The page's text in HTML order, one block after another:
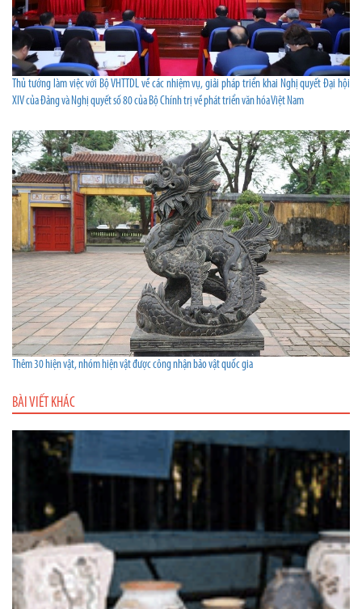
Thủ tướng làm việc với Bộ VHTTDL về các nhiệm vụ, giải pháp triển khai Nghị quyết Đại hội
XIV của Đảng và Nghị quyết số 80 của Bộ Chính trị về phát triển văn hóa Việt Nam
Thêm 30 hiện vật, nhóm hiện vật được công nhận bảo vật quốc gia
BÀI VIẾT KHÁC